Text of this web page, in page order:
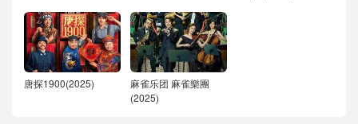
唐探1900(2025)
麻雀乐团 麻雀樂團
(2025)